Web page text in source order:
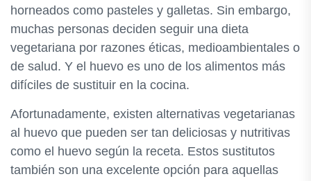
horneados como pasteles y galletas. Sin embargo,
muchas personas deciden seguir una dieta
vegetariana por razones éticas, medioambientales o
de salud. Y el huevo es uno de los alimentos más
difíciles de sustituir en la cocina.
Afortunadamente, existen alternativas vegetarianas
al huevo que pueden ser tan deliciosas y nutritivas
como el huevo según la receta. Estos sustitutos
también son una excelente opción para aquellas